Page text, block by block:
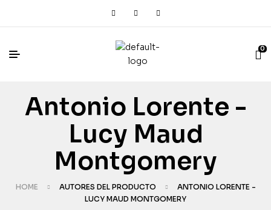
0
Antonio Lorente -
Lucy Maud
Montgomery
HOME AUTORES DEL PRODUCTO
ANTONIO LORENTE -
LUCY MAUD MONTGOMERY